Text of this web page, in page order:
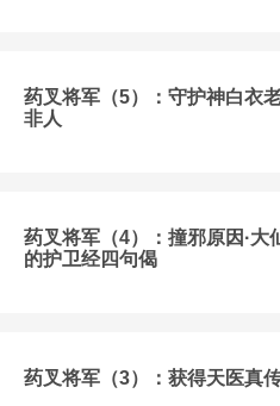
药叉将军（5）：守护神白衣
非人
药叉将军（4）：撞邪原因·大
的护卫经四句偈
药叉将军（3）：获得天医真